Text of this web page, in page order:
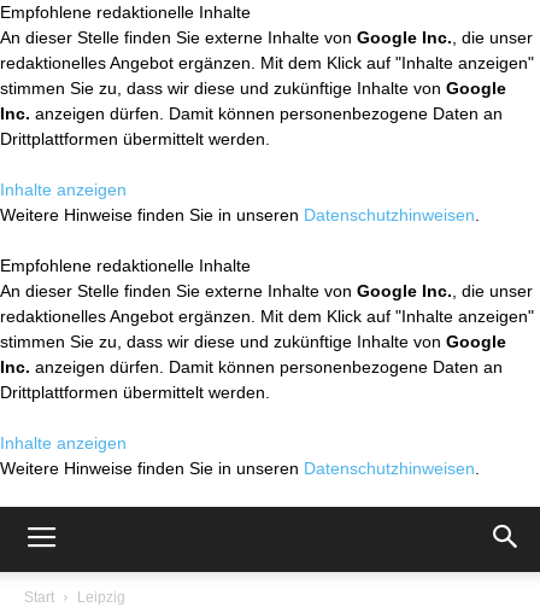
Empfohlene redaktionelle Inhalte
An dieser Stelle finden Sie externe Inhalte von Google Inc. , die unser
redaktionelles Angebot ergänzen. Mit dem Klick auf "Inhalte anzeigen"
stimmen Sie zu, dass wir diese und zukünftige Inhalte von Google
Inc. anzeigen dürfen. Damit können personenbezogene Daten an
Drittplattformen übermittelt werden.
Inhalte anzeigen
Weitere Hinweise finden Sie in unseren Datenschutzhinweisen
Empfohlene redaktionelle Inhalte
An dieser Stelle finden Sie externe Inhalte von Google Inc. , die unser
redaktionelles Angebot ergänzen. Mit dem Klick auf "Inhalte anzeigen"
stimmen Sie zu, dass wir diese und zukünftige Inhalte von Google
Inc. anzeigen dürfen. Damit können personenbezogene Daten an
Drittplattformen übermittelt werden.
Inhalte anzeigen
Weitere Hinweise finden Sie in unseren Datenschutzhinweisen
Start Leipzig